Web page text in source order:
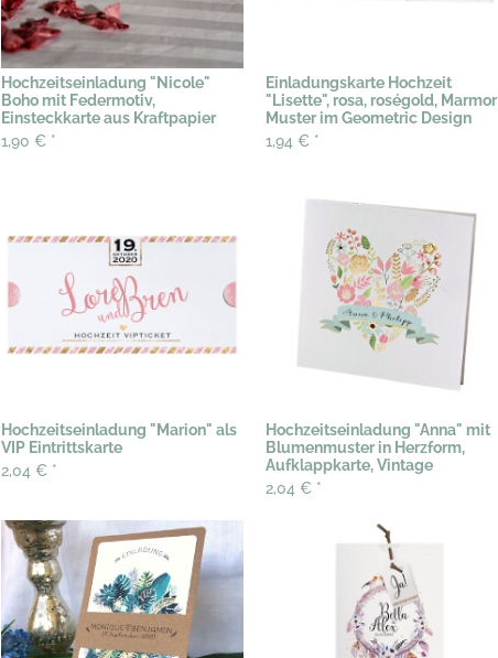
Hochzeitseinladung "Nicole"
Boho mit Federmotiv,
Einsteckkarte aus Kraftpapier
1,90 € *
Einladungskarte Hochzeit
"Lisette", rosa, roségold, Marmor
Muster im Geometric Design
1,94 € *
Hochzeitseinladung "Marion" als
VIP Eintrittskarte
2,04 € *
Hochzeitseinladung "Anna" mit
Blumenmuster in Herzform,
Aufklappkarte, Vintage
2,04 € *